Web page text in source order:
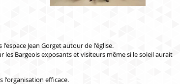
Jean Gorget autour de l'église.
Bargeois exposants et visiteurs même si le soleil aurait
l'organisation efficace.